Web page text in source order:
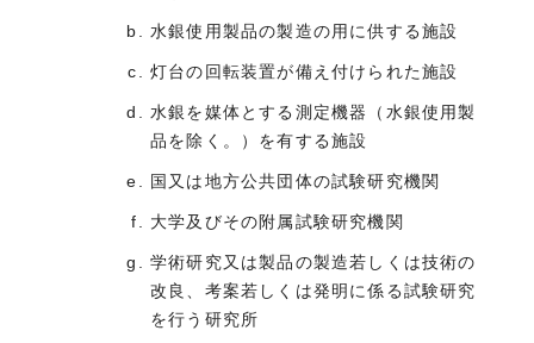
水銀使用製品の製造の用に供する施設
灯台の回転装置が備え付けられた施設
水銀を媒体とする測定機器（水銀使用製
品を除く。）を有する施設
国又は地方公共団体の試験研究機関
大学及びその附属試験研究機関
学術研究又は製品の製造若しくは技術の
改良、考案若しくは発明に係る試験研究
を行う研究所